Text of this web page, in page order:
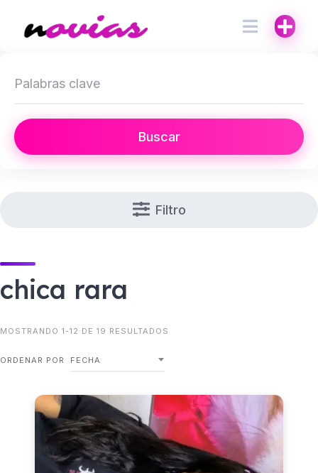
Buscar
Filtro
chica rara
MOSTRANDO 1-12 DE 19 RESULTADOS
ORDENAR POR FECHA